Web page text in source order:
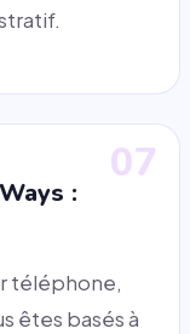
07
:
téléphone,
êtes basés à